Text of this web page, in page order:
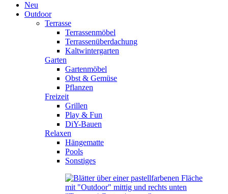
Neu
Outdoor
Terrasse
Terrassenmöbel
Terrassenüberdachung
Kaltwintergarten
Garten
Gartenmöbel
Obst & Gemüse
Pflanzen
Freizeit
Grillen
Play & Fun
DiY-Bauen
Relaxen
Hängematte
Pools
Sonstiges